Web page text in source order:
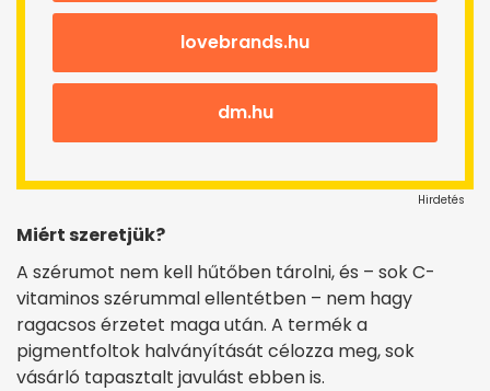
lovebrands.hu
dm.hu
Hirdetés
Miért szeretjük?
A szérumot nem kell hűtőben tárolni, és – sok C-
vitaminos szérummal ellentétben – nem hagy
ragacsos érzetet maga után. A termék a
pigmentfoltok halványítását célozza meg, sok
vásárló tapasztalt javulást ebben is.